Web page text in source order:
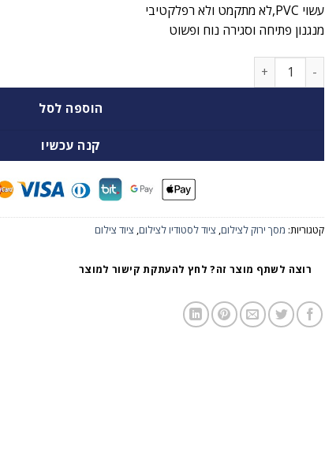
עשוי PVC,לא מתקמט ולא רפלקטיבי
מנגנון פתיחה וסגירה נוח ופשוט
כמות של GREEN SCREEN 150X180
הוספה לסל
קנה עכשיו
קטגוריות: מסך ירוק לצילום, ציוד לסטודיו לצילום, ציוד צילום
רוצה לשתף מוצר זה? לחץ להעתקת קישור למוצר